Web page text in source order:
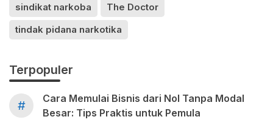
sindikat narkoba
The Doctor
tindak pidana narkotika
Terpopuler
#
Cara Memulai Bisnis dari Nol Tanpa Modal
Besar: Tips Praktis untuk Pemula